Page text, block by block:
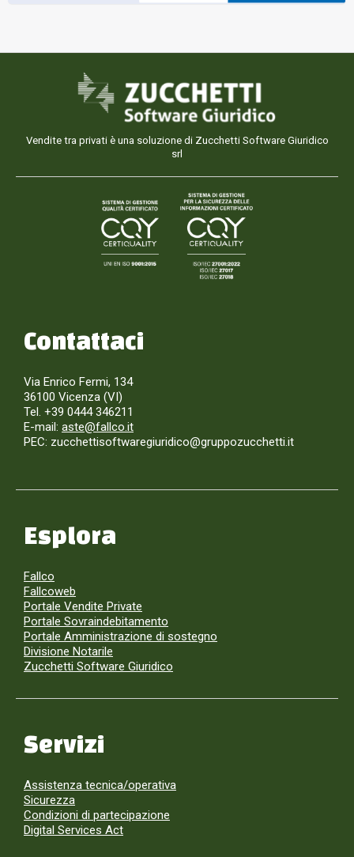
Vendite tra privati è una soluzione di Zucchetti Software Giuridico
srl
Contattaci
Via Enrico Fermi, 134
36100 Vicenza (VI)
Tel. +39 0444 346211
E-mail: aste@fallco.it
PEC: zucchettisoftwaregiuridico@gruppozucchetti.it
Esplora
Fallco
Fallcoweb
Portale Vendite Private
Portale Sovraindebitamento
Portale Amministrazione di sostegno
Divisione Notarile
Zucchetti Software Giuridico
Servizi
Assistenza tecnica/operativa
Sicurezza
Condizioni di partecipazione
Digital Services Act